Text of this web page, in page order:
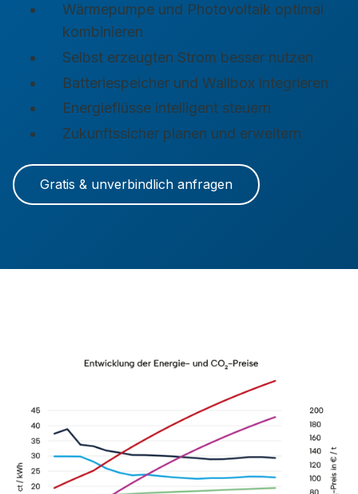
Wärmepumpe und Photovoltaik optimal
kombinieren
Selbst erzeugten Strom besser nutzen
Batteriespeicher und Wallbox integrieren
Energieflüsse intelligent steuern
Zukunftssicher planen und erweitern
Gratis & unverbindlich anfragen